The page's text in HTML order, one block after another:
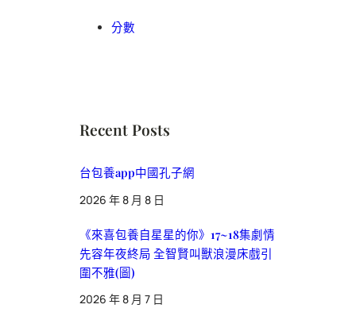
分數
Recent Posts
台包養app中國孔子網
2026 年 8 月 8 日
《來喜包養自星星的你》17~18集劇情
先容年夜終局 全智賢叫獸浪漫床戲引
圍不雅(圖)
2026 年 8 月 7 日